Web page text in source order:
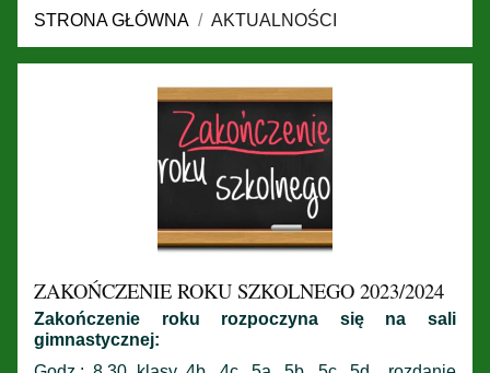
STRONA GŁÓWNA / AKTUALNOŚCI
ZAKOŃCZENIE ROKU SZKOLNEGO 2023/2024
Zakończenie roku rozpoczyna się na sali
gimnastycznej: